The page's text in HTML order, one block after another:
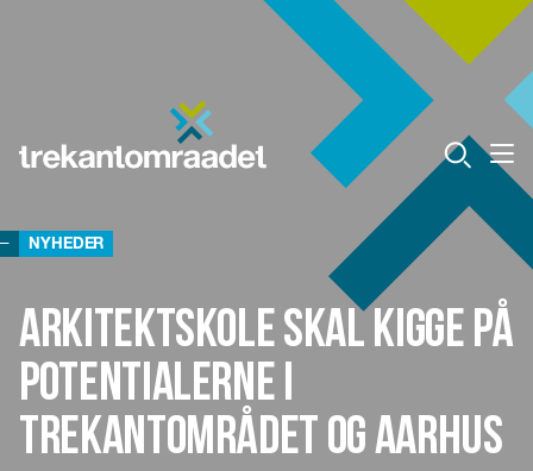
NYHEDER
Arkitektskole skal kigge på
potentialerne i
Trekantområdet og Aarhus